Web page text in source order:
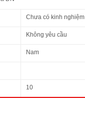
Chưa có kinh nghiệm
Không yêu cầu
Nam
10